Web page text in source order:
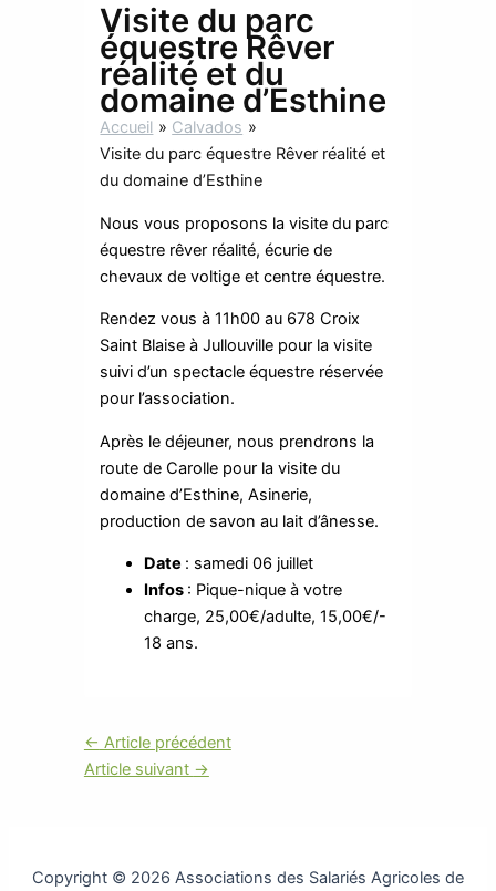
Visite du parc
équestre Rêver
réalité et du
domaine d’Esthine
Accueil
Calvados
Visite du parc équestre Rêver réalité et
du domaine d’Esthine
Nous vous proposons la visite du parc
équestre rêver réalité, écurie de
chevaux de voltige et centre équestre.
Rendez vous à 11h00 au 678 Croix
Saint Blaise à Jullouville pour la visite
suivi d’un spectacle équestre réservée
pour l’association.
Après le déjeuner, nous prendrons la
route de Carolle pour la visite du
domaine d’Esthine, Asinerie,
production de savon au lait d’ânesse.
Date : samedi 06 juillet
Infos : Pique-nique à votre
charge, 25,00€/adulte, 15,00€/-
18 ans.
← Article précédent
Article suivant →
Copyright © 2026 Associations des Salariés Agricoles de